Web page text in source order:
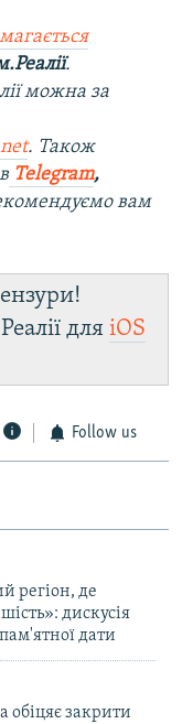
.
можна за
. Також
Telegram,
вам
для iOS
Follow us
регіон, де
дискусія
дати
обіцяє закрити